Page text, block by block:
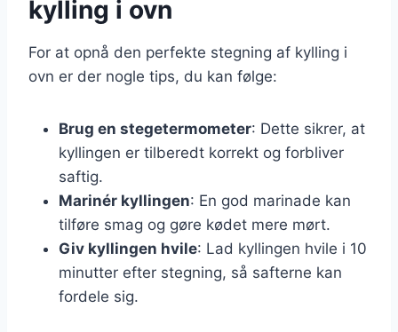
kylling i ovn
For at opnå den perfekte stegning af kylling i
ovn er der nogle tips, du kan følge:
Brug en stegetermometer: Dette sikrer, at
kyllingen er tilberedt korrekt og forbliver
saftig.
Marinér kyllingen: En god marinade kan
tilføre smag og gøre kødet mere mørt.
Giv kyllingen hvile: Lad kyllingen hvile i 10
minutter efter stegning, så safterne kan
fordele sig.